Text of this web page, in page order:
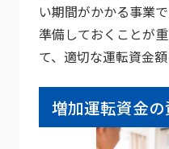
い期間がかかる事業
準備しておくことが
て、適切な運転資金
増加運転資金